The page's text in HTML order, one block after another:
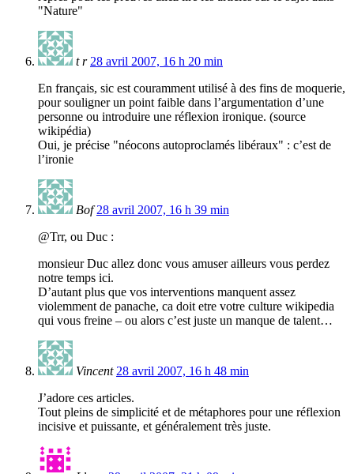
"Nature"
t r 28 avril 2007, 16 h 20 min
En français, sic est couramment utilisé à des fins de moquerie,
pour souligner un point faible dans l’argumentation d’une
personne ou introduire une réflexion ironique. (source
wikipédia)
Oui, je précise "néocons autoproclamés libéraux" : c’est de
l’ironie
Bof 28 avril 2007, 16 h 39 min
@Trr, ou Duc :
monsieur Duc allez donc vous amuser ailleurs vous perdez
notre temps ici.
D’autant plus que vos interventions manquent assez
violemment de panache, ca doit etre votre culture wikipedia
qui vous freine – ou alors c’est juste un manque de talent…
Vincent 28 avril 2007, 16 h 48 min
J’adore ces articles.
Tout pleins de simplicité et de métaphores pour une réflexion
incisive et puissante, et généralement très juste.